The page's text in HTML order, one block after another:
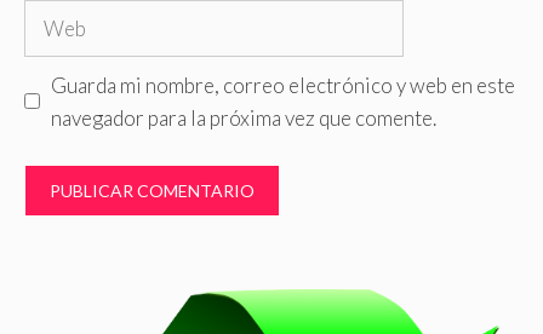
Web
Guarda mi nombre, correo electrónico y web en este
navegador para la próxima vez que comente.